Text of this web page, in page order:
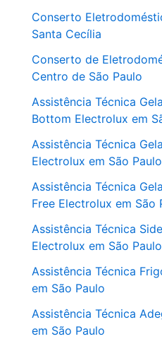
Conserto
Santa Cecília
Conserto de
Centro de São Paulo
Assistência Técnica
Bottom Electrolux em
Assistência Técnica
Electrolux em São Paulo
Assistência Técnica
Free Electrolux em São
Assistência Técnica
Electrolux em São Paulo
Assistência Técnica
em São Paulo
Assistência Técnica
em São Paulo